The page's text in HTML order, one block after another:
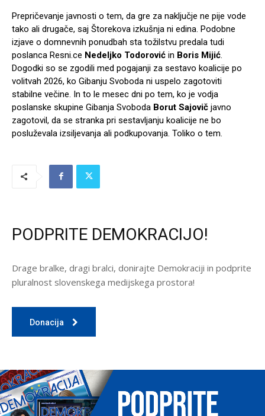
Prepričevanje javnosti o tem, da gre za naključje ne pije vode
tako ali drugače, saj Štorekova izkušnja ni edina. Podobne
izjave o domnevnih ponudbah sta tožilstvu predala tudi
poslanca Resni.ce Nedeljko Todorović in Boris Mijić.
Dogodki so se zgodili med pogajanji za sestavo koalicije po
volitvah 2026, ko Gibanju Svoboda ni uspelo zagotoviti
stabilne večine. In to le mesec dni po tem, ko je vodja
poslanske skupine Gibanja Svoboda Borut Sajovič javno
zagotovil, da se stranka pri sestavljanju koalicije ne bo
posluževala izsiljevanja ali podkupovanja. Toliko o tem.
PODPRITE DEMOKRACIJO!
Drage bralke, dragi bralci, donirajte Demokraciji in podprite
pluralnost slovenskega medijskega prostora!
Donacija